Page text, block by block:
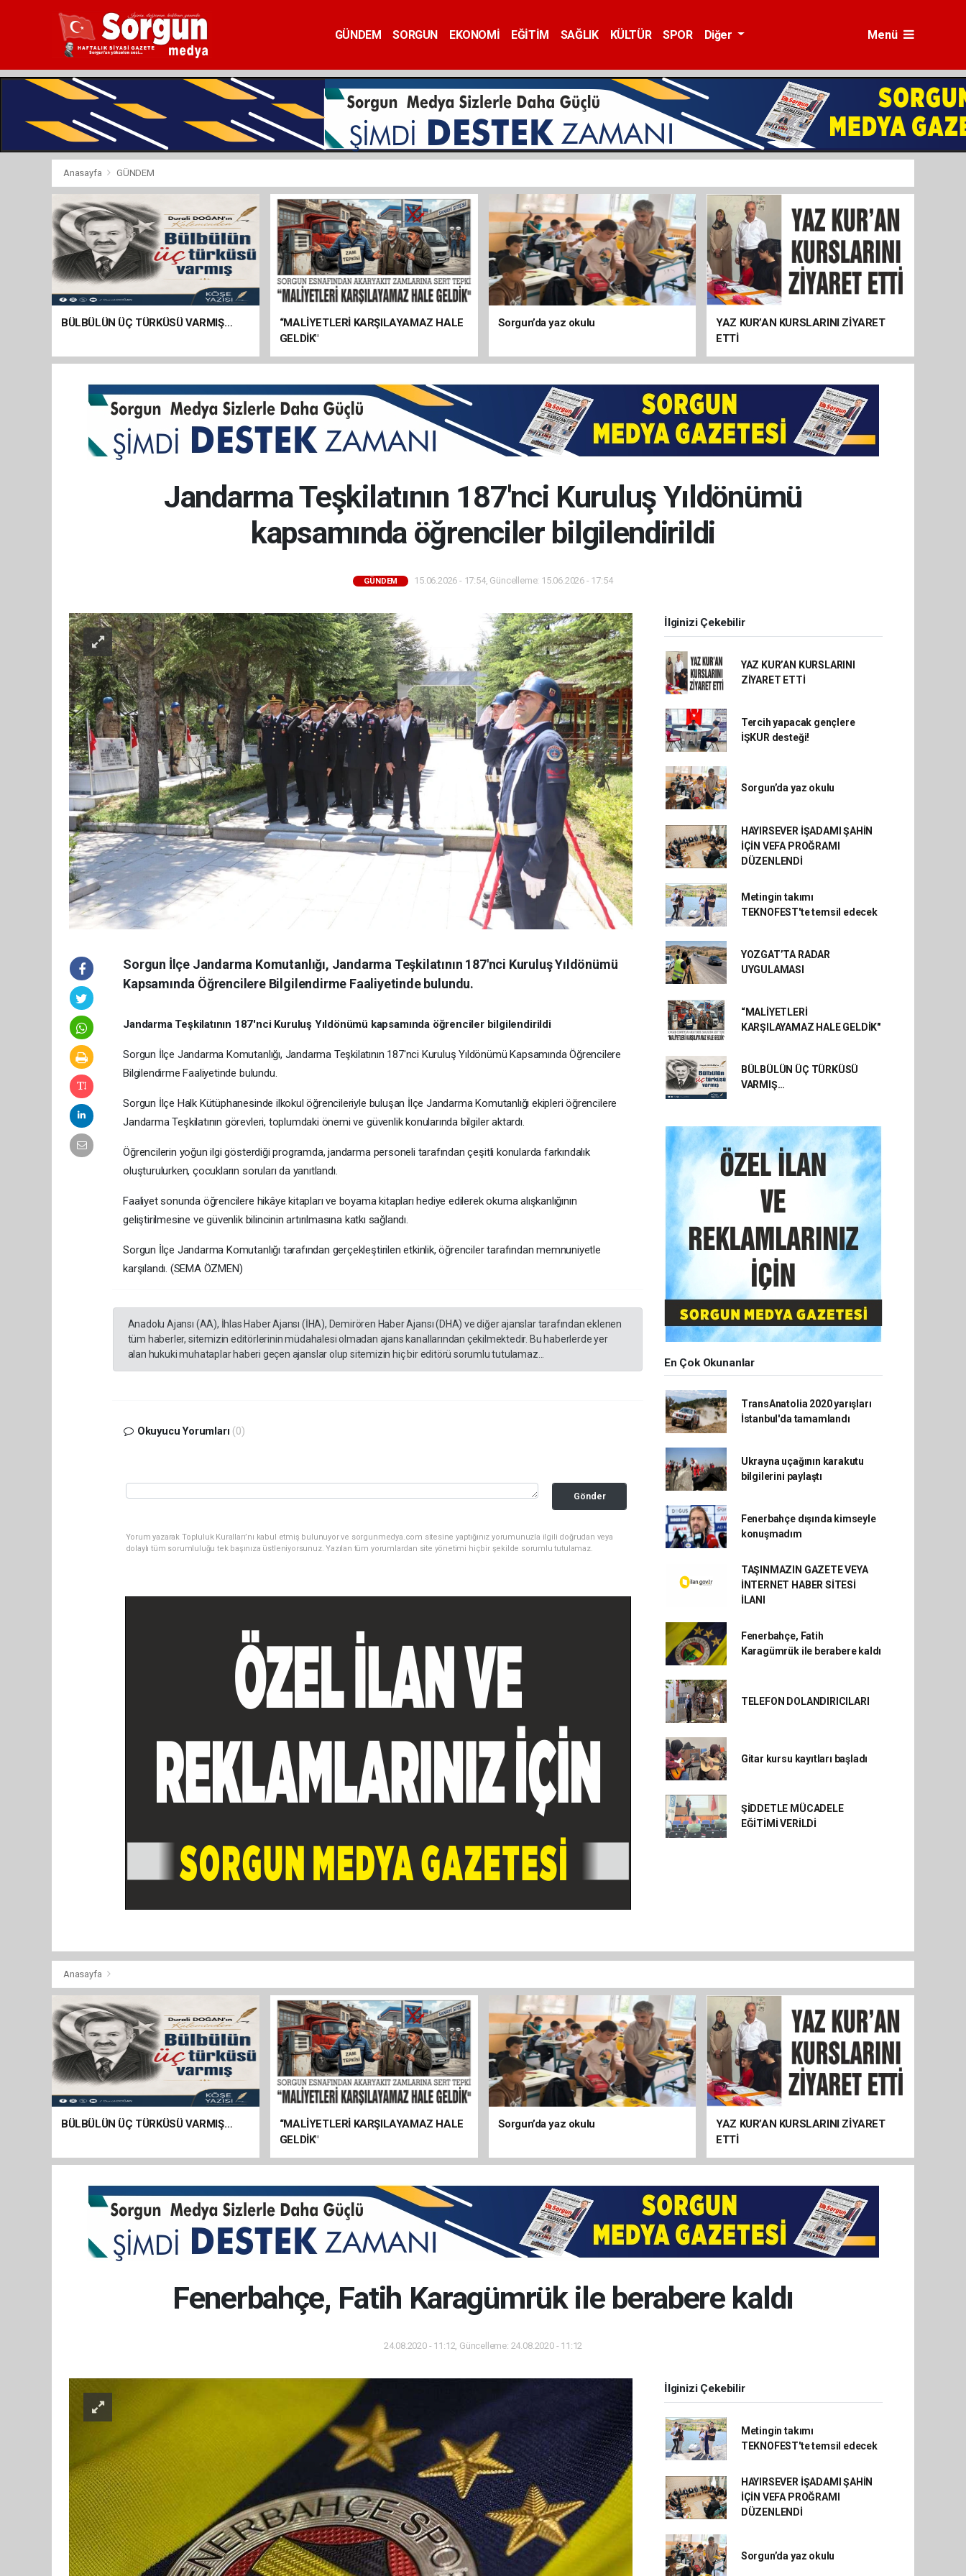
GÜNDEM SORGUN EKONOMİ EĞİTİM SAĞLIK KÜLTÜR SPOR Diğer Menü
Anasayfa GÜNDEM
BÜLBÜLÜN ÜÇ TÜRKÜSÜ VARMIŞ…
“MALİYETLERİ KARŞILAYAMAZ HALE
GELDİK"
Sorgun’da yaz okulu
YAZ KUR’AN KURSLARINI ZİYARET
ETTİ
Jandarma Teşkilatının 187'nci Kuruluş Yıldönümü
kapsamında öğrenciler bilgilendirildi
GÜNDEM 15.06.2026 - 17:54, Güncelleme: 15.06.2026 - 17:54
Sorgun İlçe Jandarma Komutanlığı, Jandarma Teşkilatının 187'nci Kuruluş Yıldönümü
Kapsamında Öğrencilere Bilgilendirme Faaliyetinde bulundu.
Jandarma Teşkilatının 187'nci Kuruluş Yıldönümü kapsamında öğrenciler bilgilendirildi
Sorgun İlçe Jandarma Komutanlığı, Jandarma Teşkilatının 187'nci Kuruluş Yıldönümü Kapsamında Öğrencilere
Bilgilendirme Faaliyetinde bulundu.
Sorgun İlçe Halk Kütüphanesinde ilkokul öğrencileriyle buluşan İlçe Jandarma Komutanlığı ekipleri öğrencilere
Jandarma Teşkilatının görevleri, toplumdaki önemi ve güvenlik konularında bilgiler aktardı.
Öğrencilerin yoğun ilgi gösterdiği programda, jandarma personeli tarafından çeşitli konularda farkındalık
oluşturulurken, çocukların soruları da yanıtlandı.
Faaliyet sonunda öğrencilere hikâye kitapları ve boyama kitapları hediye edilerek okuma alışkanlığının
geliştirilmesine ve güvenlik bilincinin artırılmasına katkı sağlandı.
Sorgun İlçe Jandarma Komutanlığı tarafından gerçekleştirilen etkinlik, öğrenciler tarafından memnuniyetle
karşılandı. (SEMA ÖZMEN)
Anadolu Ajansı (AA), İhlas Haber Ajansı (İHA), Demirören Haber Ajansı (DHA) ve diğer ajanslar tarafından eklenen
tüm haberler, sitemizin editörlerinin müdahalesi olmadan ajans kanallarından çekilmektedir. Bu haberlerde yer
alan hukuki muhataplar haberi geçen ajanslar olup sitemizin hiç bir editörü sorumlu tutulamaz...
Okuyucu Yorumları (0)
Gönder
Yorum yazarak Topluluk Kuralları’nı kabul etmiş bulunuyor ve sorgunmedya.com sitesine yaptığınız yorumunuzla ilgili doğrudan veya
dolaylı tüm sorumluluğu tek başınıza üstleniyorsunuz. Yazılan tüm yorumlardan site yönetimi hiçbir şekilde sorumlu tutulamaz.
İlginizi Çekebilir
YAZ KUR’AN KURSLARINI
ZİYARET ETTİ
Tercih yapacak gençlere
İŞKUR desteği!
Sorgun’da yaz okulu
HAYIRSEVER İŞADAMI ŞAHİN
İÇİN VEFA PROĞRAMI
DÜZENLENDİ
Metingin takımı
TEKNOFEST'te temsil edecek
YOZGAT’TA RADAR
UYGULAMASI
“MALİYETLERİ
KARŞILAYAMAZ HALE GELDİK"
BÜLBÜLÜN ÜÇ TÜRKÜSÜ
VARMIŞ…
En Çok Okunanlar
TransAnatolia 2020 yarışları
İstanbul'da tamamlandı
Ukrayna uçağının karakutu
bilgilerini paylaştı
Fenerbahçe dışında kimseyle
konuşmadım
TAŞINMAZIN GAZETE VEYA
İNTERNET HABER SİTESİ
İLANI
Fenerbahçe, Fatih
Karagümrük ile berabere kaldı
TELEFON DOLANDIRICILARI
Gitar kursu kayıtları başladı
ŞİDDETLE MÜCADELE
EĞİTİMİ VERİLDİ
Anasayfa
BÜLBÜLÜN ÜÇ TÜRKÜSÜ VARMIŞ…
“MALİYETLERİ KARŞILAYAMAZ HALE
GELDİK"
Sorgun’da yaz okulu
YAZ KUR’AN KURSLARINI ZİYARET
ETTİ
Fenerbahçe, Fatih Karagümrük ile berabere kaldı
24.08.2020 - 11:12, Güncelleme: 24.08.2020 - 11:12
İlginizi Çekebilir
Metingin takımı
TEKNOFEST'te temsil edecek
HAYIRSEVER İŞADAMI ŞAHİN
İÇİN VEFA PROĞRAMI
DÜZENLENDİ
Sorgun’da yaz okulu